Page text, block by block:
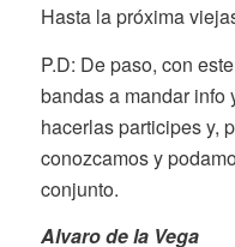
Hasta la próxima
P.D: De paso, con
bandas a mandar info
hacerlas participes y,
conozcamos y
conjunto.
Alvaro de la Vega